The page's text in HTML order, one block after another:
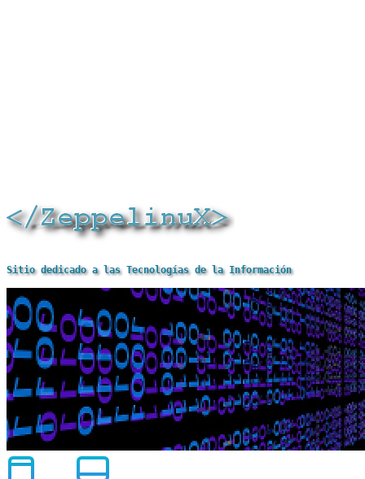
Sitio dedicado a las Tecnologías de la Información